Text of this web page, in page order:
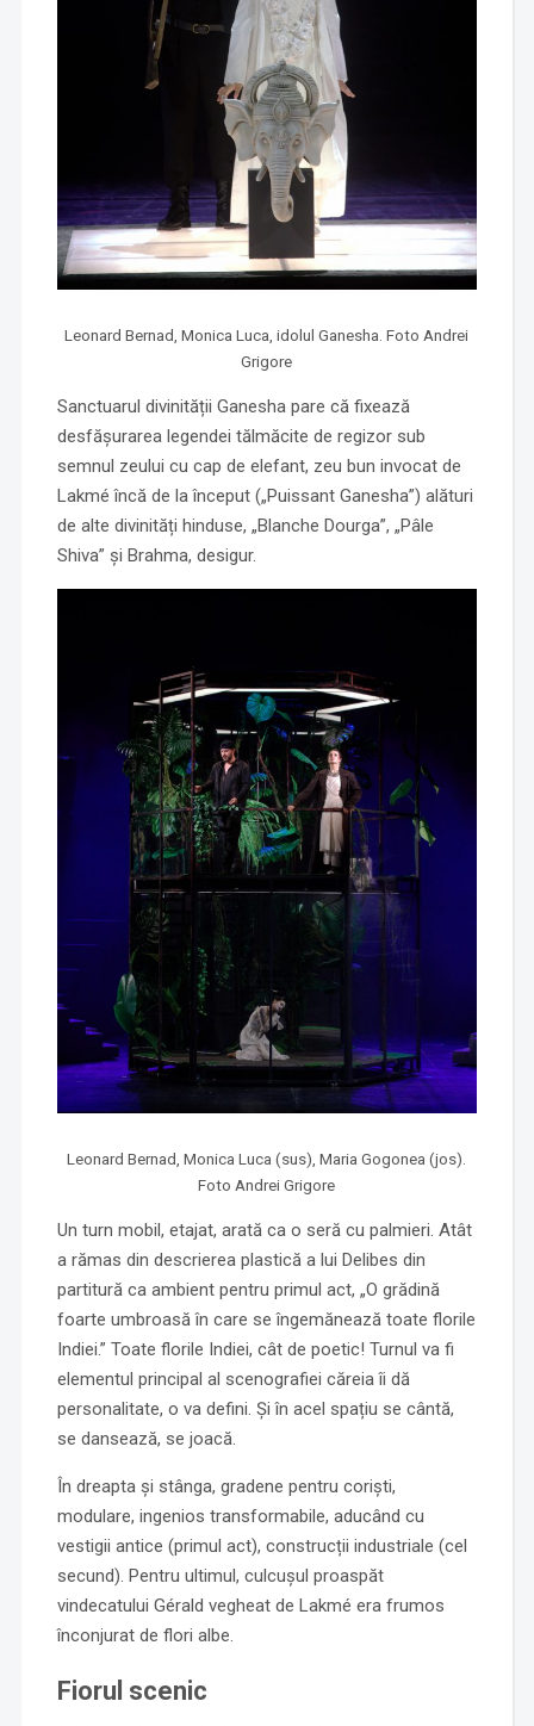
Leonard Bernad, Monica Luca, idolul Ganesha. Foto Andrei
Grigore
Sanctuarul divinității Ganesha pare că fixează
desfășurarea legendei tălmăcite de regizor sub
semnul zeului cu cap de elefant, zeu bun invocat de
Lakmé încă de la început („Puissant Ganesha”) alături
de alte divinități hinduse, „Blanche Dourga”, „Pâle
Shiva” și Brahma, desigur.
Leonard Bernad, Monica Luca (sus), Maria Gogonea (jos).
Foto Andrei Grigore
Un turn mobil, etajat, arată ca o seră cu palmieri. Atât
a rămas din descrierea plastică a lui Delibes din
partitură ca ambient pentru primul act, „O grădină
foarte umbroasă în care se îngemănează toate florile
Indiei.” Toate florile Indiei, cât de poetic! Turnul va fi
elementul principal al scenografiei căreia îi dă
personalitate, o va defini. Și în acel spațiu se cântă,
se dansează, se joacă.
În dreapta și stânga, gradene pentru coriști,
modulare, ingenios transformabile, aducând cu
vestigii antice (primul act), construcții industriale (cel
secund). Pentru ultimul, culcușul proaspăt
vindecatului Gérald vegheat de Lakmé era frumos
înconjurat de flori albe.
Fiorul scenic